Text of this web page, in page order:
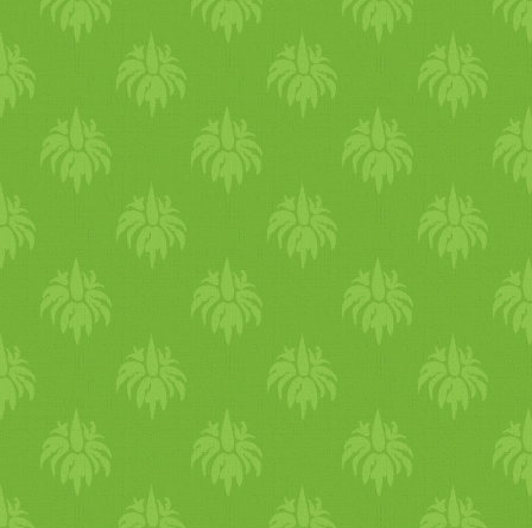
belőle semmit és ne is
koncentrált étel,
dolgokat.
fogyasztani, akkor azt
utána ugyanennyi
akár naponta is
5-6 csepp mákolajat
fogyasszunk zöld leveleket